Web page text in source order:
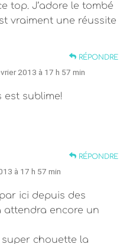
top. J’adore le tombé
vraiment une réussite
RÉPONDRE
2013 à 17 h 57 min
est sublime!
RÉPONDRE
à 17 h 57 min
ici depuis des
attendra encore un
super chouette la